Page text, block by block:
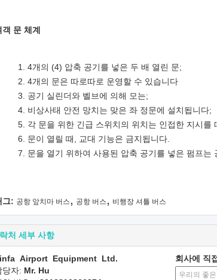
객 문 체계
4개의 (4) 압축 공기를 넣은 두 배 열린 문;
4개의 문은 따로따로 운영할 수 있습니다
공기 실린더와 벨브에 의해 모는;
비상사태 안전 망치는 맞은 좌 정문에 설치됩니다;
각 문을 위한 긴급 스위치의 위치는 인접한 지시를
문이 열릴 때, 교대 기능은 금지됩니다.
문을 열기 위하여 사용된 압축 공기를 넣은 펌프는
그: 공항 앞치마 버스 , 공항 버스 , 비행장 셔틀 버스
처 세부 사항
Airport Equipment Ltd.
당자: Mr. Hu
회사에 직